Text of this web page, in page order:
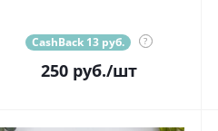
CashBack 13 руб. ?
250руб./шт